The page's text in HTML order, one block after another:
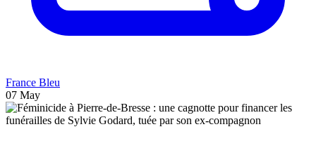
France Bleu
07 May